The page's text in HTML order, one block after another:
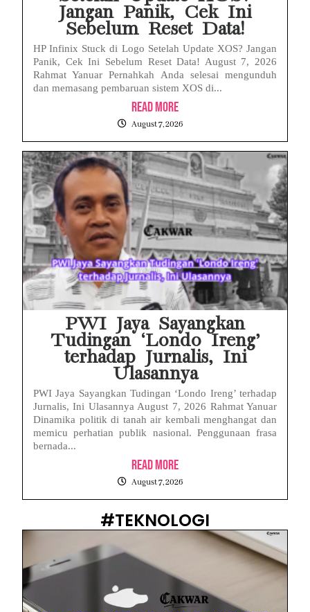
Jangan Panik, Cek Ini
Sebelum Reset Data!
HP Infinix Stuck di Logo Setelah Update XOS? Jangan
Panik, Cek Ini Sebelum Reset Data! August 7, 2026
Rahmat Yanuar Pernahkah Anda selesai mengunduh
dan memasang pembaruan sistem XOS di...
Read More
August 7, 2026
PWI Jaya Sayangkan
Tudingan ‘Londo Ireng’
terhadap Jurnalis, Ini
Ulasannya
PWI Jaya Sayangkan Tudingan ‘Londo Ireng’ terhadap
Jurnalis, Ini Ulasannya August 7, 2026 Rahmat Yanuar
Dinamika politik di tanah air kembali menghangat dan
memicu perhatian publik nasional. Penggunaan frasa
bernada...
Read More
August 7, 2026
#TEKNOLOGI